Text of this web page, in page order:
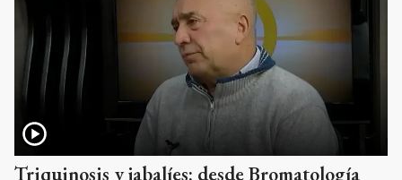
Triquinosis y jabalíes: desde Bromatología